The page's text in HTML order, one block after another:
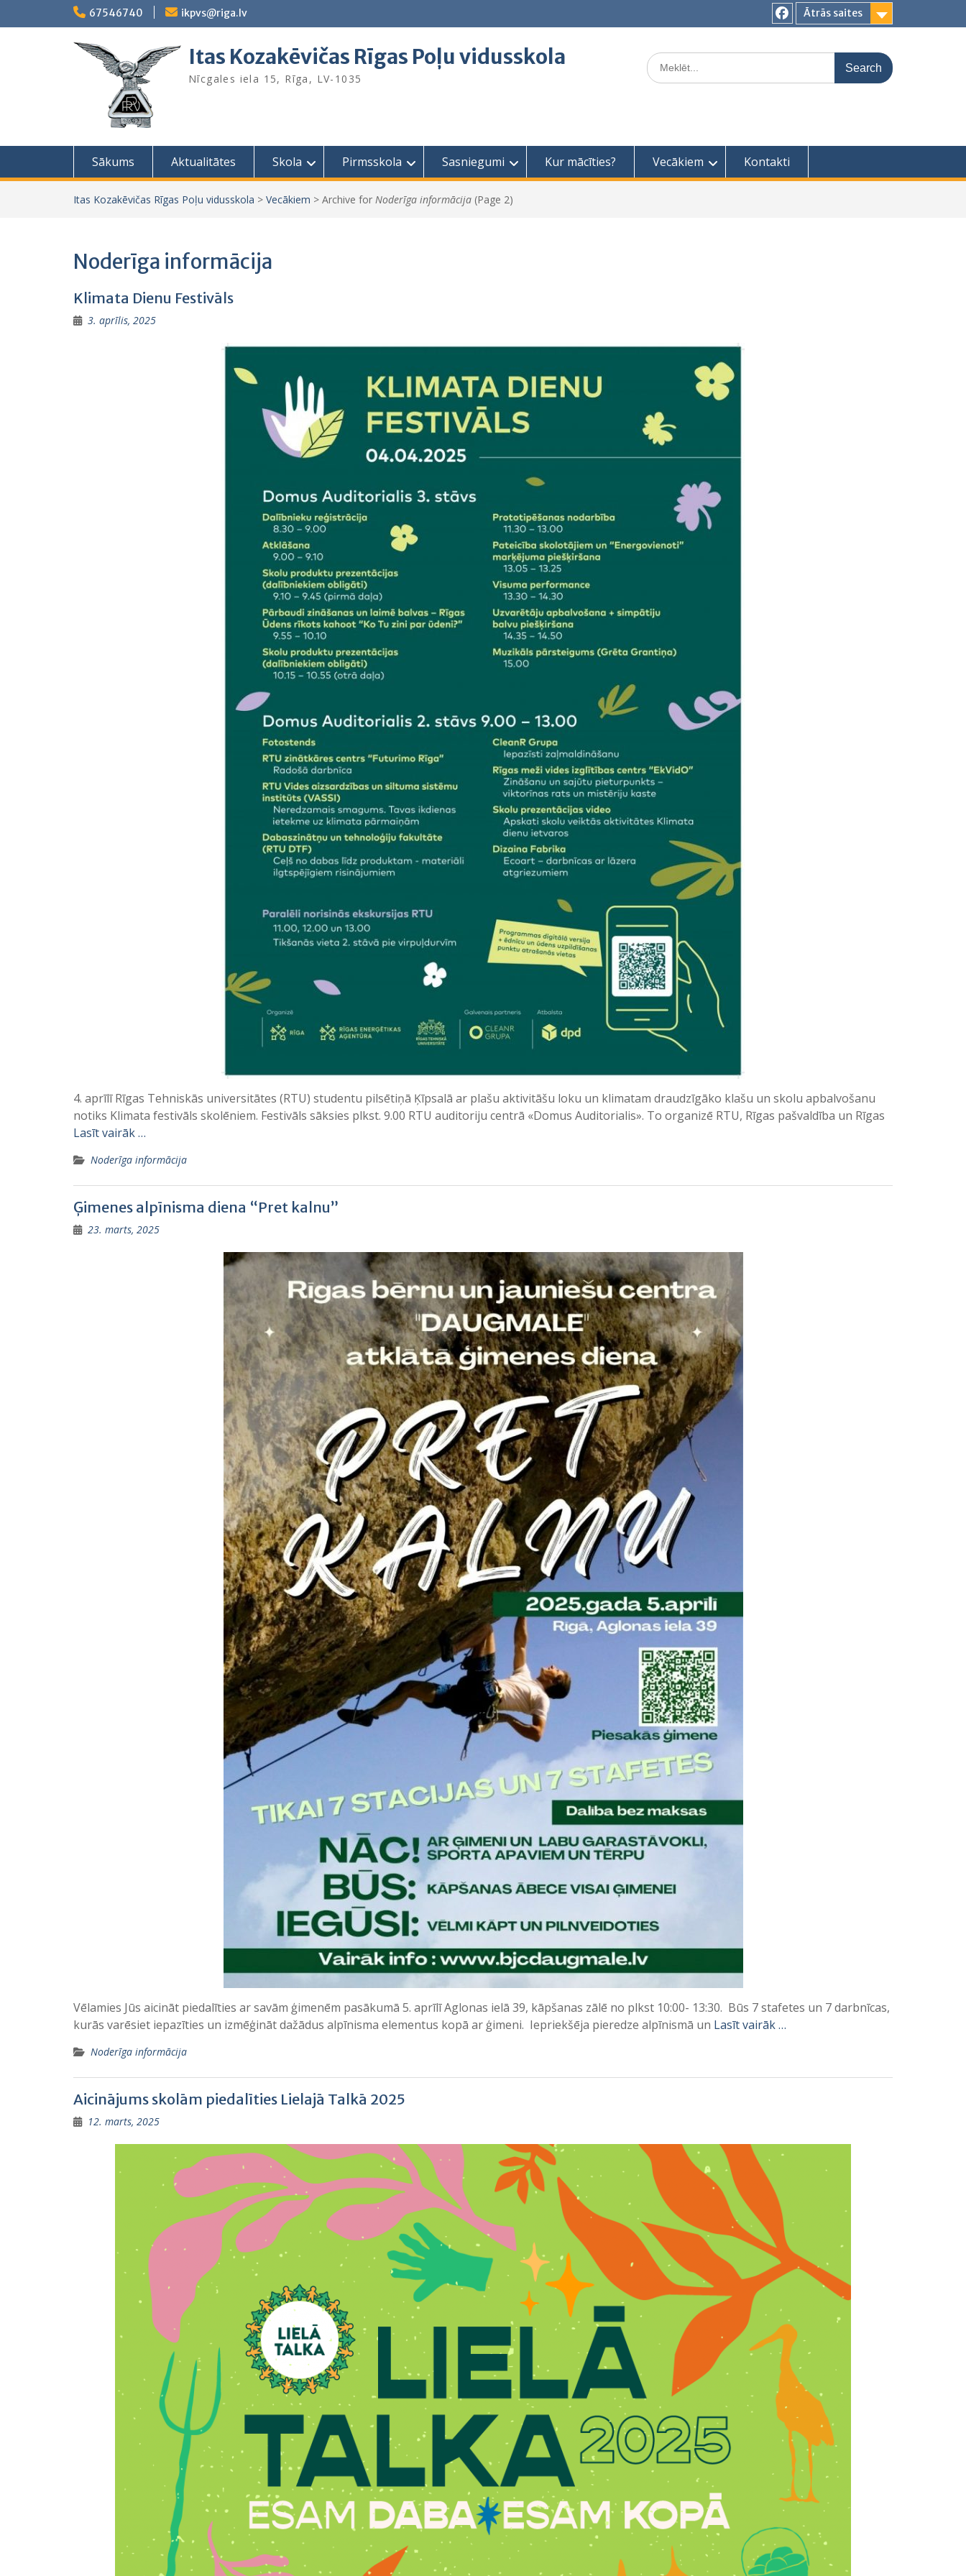
67546740 ikpvs@riga.lv
Ātrās saites
Facebook
Itas Kozakēvičas Rīgas Poļu vidusskola
Nīcgales iela 15, Rīga, LV-1035
Search
for:
Sākums Aktualitātes Skola Pirmsskola Sasniegumi Kur mācīties? Vecākiem Kontakti
Itas Kozakēvičas Rīgas Poļu vidusskola > Vecākiem > Archive for Noderīga informācija (Page 2)
Noderīga informācija
Klimata Dienu Festivāls
3. aprīlis, 2025
4. aprīlī Rīgas Tehniskās universitātes (RTU) studentu pilsētiņā Ķīpsalā ar plašu aktivitāšu loku un klimatam draudzīgāko klašu un skolu apbalvošanu
notiks Klimata festivāls skolēniem. Festivāls sāksies plkst. 9.00 RTU auditoriju centrā «Domus Auditorialis». To organizē RTU, Rīgas pašvaldība un Rīgas
Lasīt vairāk …
Noderīga informācija
Ģimenes alpīnisma diena “Pret kalnu”
23. marts, 2025
Vēlamies Jūs aicināt piedalīties ar savām ģimenēm pasākumā 5. aprīlī Aglonas ielā 39, kāpšanas zālē no plkst 10:00- 13:30. Būs 7 stafetes un 7 darbnīcas,
kurās varēsiet iepazīties un izmēģināt dažādus alpīnisma elementus kopā ar ģimeni. Iepriekšēja pieredze alpīnismā un Lasīt vairāk …
Noderīga informācija
Aicinājums skolām piedalīties Lielajā Talkā 2025
12. marts, 2025